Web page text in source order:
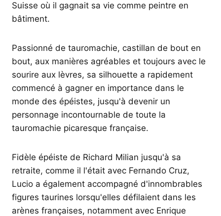
Suisse où il gagnait sa vie comme peintre en
bâtiment.
Passionné de tauromachie, castillan de bout en
bout, aux manières agréables et toujours avec le
sourire aux lèvres, sa silhouette a rapidement
commencé à gagner en importance dans le
monde des épéistes, jusqu'à devenir un
personnage incontournable de toute la
tauromachie picaresque française.
Fidèle épéiste de Richard Milian jusqu'à sa
retraite, comme il l'était avec Fernando Cruz,
Lucio a également accompagné d'innombrables
figures taurines lorsqu'elles défilaient dans les
arènes françaises, notamment avec Enrique